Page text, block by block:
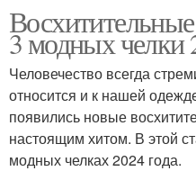
3 модных челки
Человечество всегда
относится и к нашей
появились новые
настоящим хитом. В этой
модных челках 2024 года.